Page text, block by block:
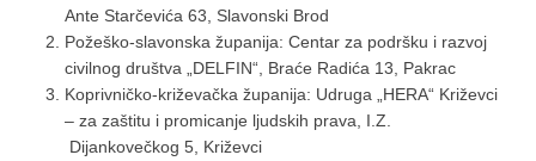
Ante Starčevića 63, Slavonski Brod
Požeško-slavonska županija: Centar za podršku i razvoj
civilnog društva „DELFIN“, Braće Radića 13, Pakrac
Koprivničko-križevačka županija: Udruga „HERA“ Križevci
– za zaštitu i promicanje ljudskih prava, I.Z.
Dijankovečkog 5, Križevci